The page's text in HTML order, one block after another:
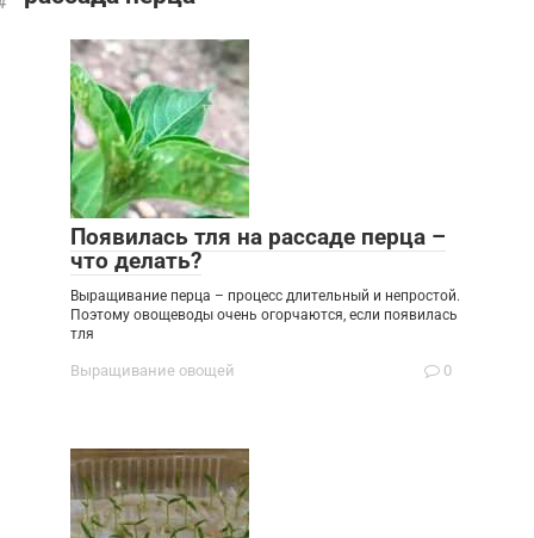
Появилась тля на рассаде перца –
что делать?
Выращивание перца – процесс длительный и непростой.
Поэтому овощеводы очень огорчаются, если появилась
тля
Выращивание овощей 0